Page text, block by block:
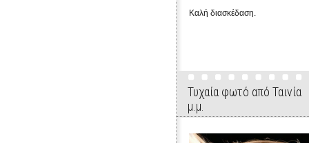
Καλή διασκέδαση.
Τυχαία φωτό από Ταινία
μ.μ.